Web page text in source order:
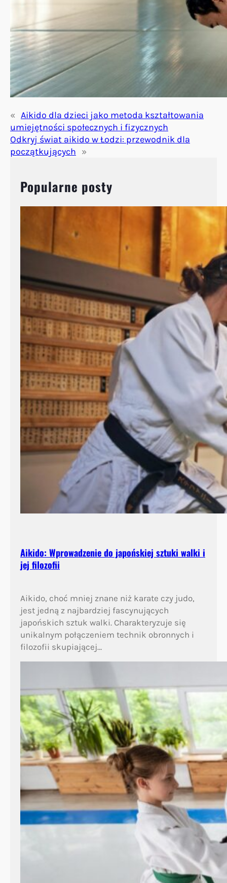
« Aikido dla dzieci jako metoda kształtowania
umiejętności społecznych i fizycznych
Odkryj świat aikido w Łodzi: przewodnik dla
początkujących »
Popularne posty
Aikido: Wprowadzenie do japońskiej sztuki walki i
jej filozofii
Aikido, choć mniej znane niż karate czy judo,
jest jedną z najbardziej fascynujących
japońskich sztuk walki. Charakteryzuje się
unikalnym połączeniem technik obronnych i
filozofii skupiającej…